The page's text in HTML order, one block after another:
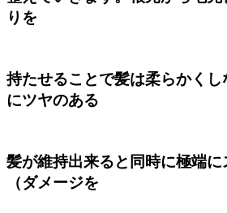
りを
持たせることで髪は柔らかく
にツヤのある
髪が維持出来ると同時に極端に
（ダメージを